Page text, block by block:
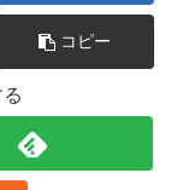
コピー